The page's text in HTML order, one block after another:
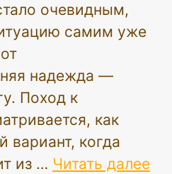
очевидным,
самим уже
надежда —
Поход к
как
вариант, когда
из … Читать далее